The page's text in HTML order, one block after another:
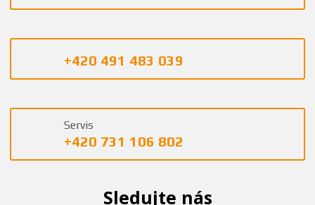
+420 491 483 039
Servis
+420 731 106 802
Sledujte nás